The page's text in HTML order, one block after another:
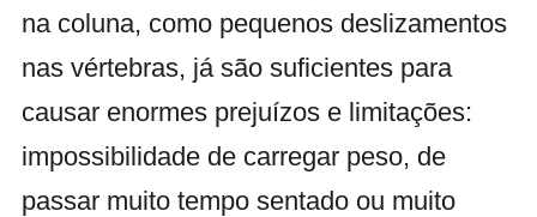
na coluna, como pequenos deslizamentos
nas vértebras, já são suficientes para
causar enormes prejuízos e limitações:
impossibilidade de carregar peso, de
passar muito tempo sentado ou muito